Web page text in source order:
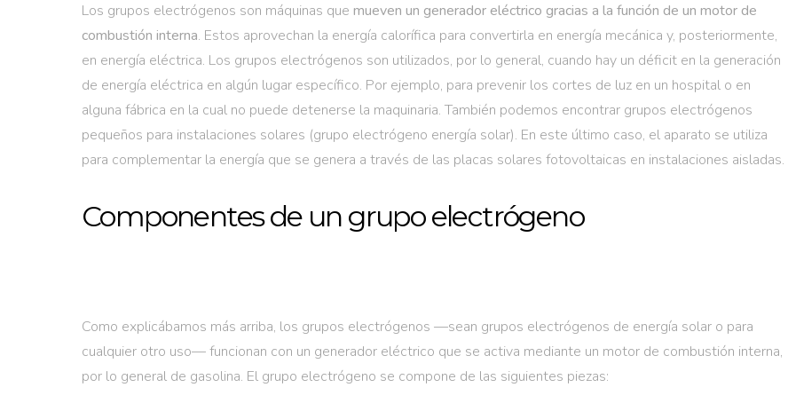
Los grupos electrógenos son máquinas que mueven un generador eléctrico gracias a la función de un motor de
combustión interna. Estos aprovechan la energía calorífica para convertirla en energía mecánica y, posteriormente,
en energía eléctrica. Los grupos electrógenos son utilizados, por lo general, cuando hay un déficit en la generación
de energía eléctrica en algún lugar específico. Por ejemplo, para prevenir los cortes de luz en un hospital o en
alguna fábrica en la cual no puede detenerse la maquinaria. También podemos encontrar grupos electrógenos
pequeños para instalaciones solares (grupo electrógeno energía solar). En este último caso, el aparato se utiliza
para complementar la energía que se genera a través de las placas solares fotovoltaicas en instalaciones aisladas.
Componentes de un grupo electrógeno
Como explicábamos más arriba, los grupos electrógenos —sean grupos electrógenos de energía solar o para
cualquier otro uso— funcionan con un generador eléctrico que se activa mediante un motor de combustión interna,
por lo general de gasolina. El grupo electrógeno se compone de las siguientes piezas: